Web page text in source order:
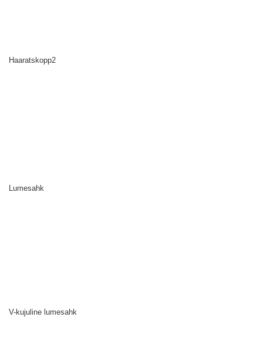
Haaratskopp2
Lumesahk
V-kujuline lumesahk